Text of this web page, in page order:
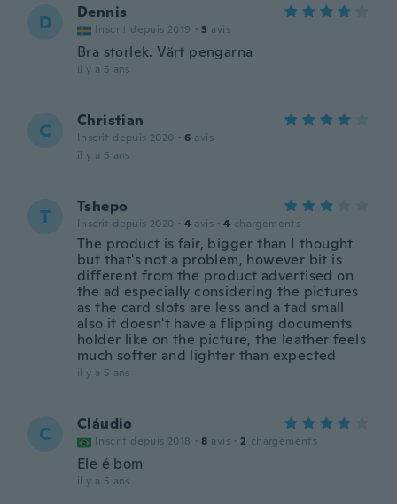
D Dennis
Inscrit depuis 2019 · 3 avis
Bra storlek. Värt pengarna
il y a 5 ans
C Christian
Inscrit depuis 2020 · 6 avis
il y a 5 ans
T Tshepo
Inscrit depuis 2020 · 4 avis · 4 chargements
The product is fair, bigger than I thought
but that's not a problem, however bit is
different from the product advertised on
the ad especially considering the pictures
as the card slots are less and a tad small
also it doesn't have a flipping documents
holder like on the picture, the leather feels
much softer and lighter than expected
il y a 5 ans
C Cláudio
Inscrit depuis 2018 · 8 avis · 2 chargements
Ele é bom
il y a 5 ans